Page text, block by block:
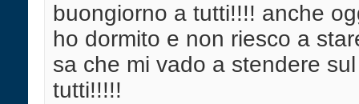
buongiorno a tutti!!!! anche
ho dormito e non riesco a
sa che mi vado a stendere
tutti!!!!!